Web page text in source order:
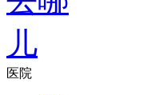
医院